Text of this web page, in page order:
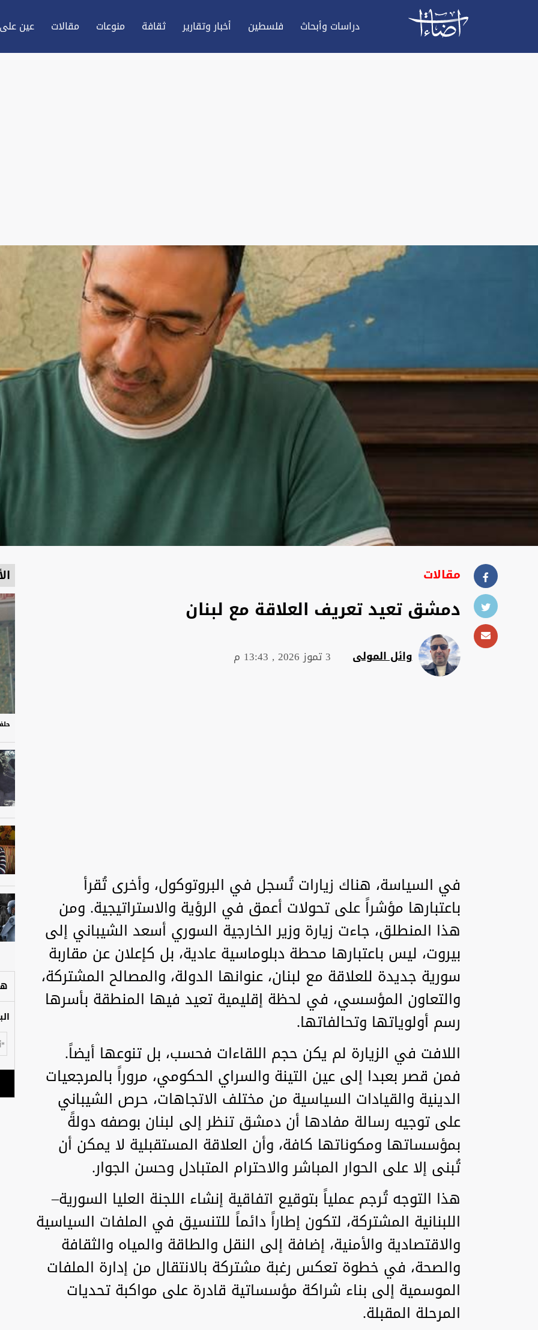
دراسات وأبحاث فلسطين أخبار وتقارير ثقافة منوعات مقالات عين
مقالات
دمشق تعيد تعريف العلاقة مع لبنان
وائل المولى 3 تموز 2026 , 13:43 م
في السياسة، هناك زيارات تُسجل في البروتوكول، وأخرى تُقرأ
باعتبارها مؤشراً على تحولات أعمق في الرؤية والاستراتيجية. ومن
هذا المنطلق، جاءت زيارة وزير الخارجية السوري أسعد الشيباني إلى
بيروت، ليس باعتبارها محطة دبلوماسية عادية، بل كإعلان عن مقاربة
سورية جديدة للعلاقة مع لبنان، عنوانها الدولة، والمصالح المشتركة،
والتعاون المؤسسي، في لحظة إقليمية تعيد فيها المنطقة بأسرها
رسم أولوياتها وتحالفاتها.
اللافت في الزيارة لم يكن حجم اللقاءات فحسب، بل تنوعها أيضاً.
فمن قصر بعبدا إلى عين التينة والسراي الحكومي، مروراً بالمرجعيات
الدينية والقيادات السياسية من مختلف الاتجاهات، حرص الشيباني
على توجيه رسالة مفادها أن دمشق تنظر إلى لبنان بوصفه دولةً
بمؤسساتها ومكوناتها كافة، وأن العلاقة المستقبلية لا يمكن أن
تُبنى إلا على الحوار المباشر والاحترام المتبادل وحسن الجوار.
هذا التوجه تُرجم عملياً بتوقيع اتفاقية إنشاء اللجنة العليا السورية–
اللبنانية المشتركة، لتكون إطاراً دائماً للتنسيق في الملفات السياسية
والاقتصادية والأمنية، إضافة إلى النقل والطاقة والمياه والثقافة
والصحة، في خطوة تعكس رغبة مشتركة بالانتقال من إدارة الملفات
الموسمية إلى بناء شراكة مؤسساتية قادرة على مواكبة تحديات
المرحلة المقبلة.